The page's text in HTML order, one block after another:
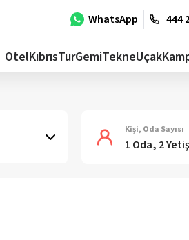
WhatsApp 444
OtelKıbrısTurGemiTekneUçak
Kişi, Oda Sayısı
1 Oda, 2